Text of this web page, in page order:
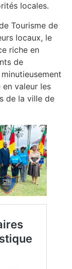
locales.
Tourisme de
locaux, le
riche en
de
valeur les
de la ville de